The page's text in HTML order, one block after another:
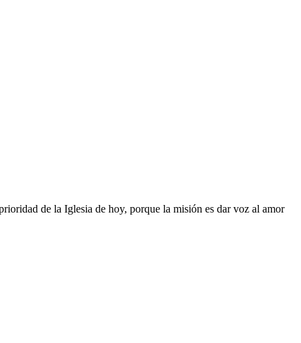
de la Iglesia de hoy, porque la misión es dar voz al amor